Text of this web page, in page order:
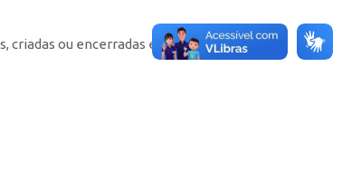
ou encerradas em cada